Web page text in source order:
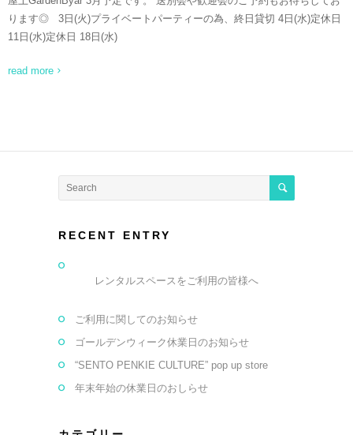
ります◎ 3日(火)プライベートパーティーの為、終日貸切 4日(水)定休日
11日(水)定休日 18日(水)
read more
RECENT ENTRY
レンタルスペースをご利用の皆様へ
ご利用に関してのお知らせ
ゴールデンウィーク休業日のお知らせ
“SENTO PENKIE CULTURE” pop up store
年末年始の休業日のおしらせ